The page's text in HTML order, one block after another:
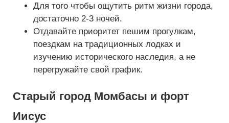
Для того чтобы ощутить ритм жизни города,
достаточно 2-3 ночей.
Отдавайте приоритет пешим прогулкам,
поездкам на традиционных лодках и
изучению исторического наследия, а не
перегружайте свой график.
Старый город Момбасы и форт
Иисус